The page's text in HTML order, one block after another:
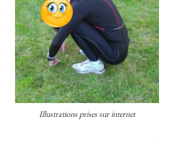
Illustrations prises sur internet